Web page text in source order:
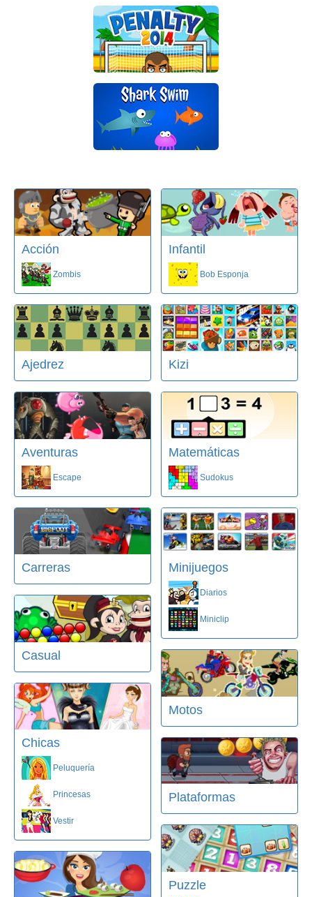
Acción
Zombis
Ajedrez
Aventuras
Escape
Carreras
Casual
Chicas
Peluquería
Princesas
Vestir
Infantil
Bob Esponja
Kizi
Matemáticas
Sudokus
Minijuegos
Diarios
Miniclip
Motos
Plataformas
Puzzle